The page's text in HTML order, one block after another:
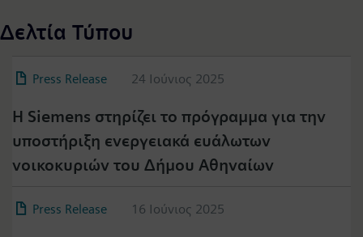
Δελτία Τύπου
Press Release 24 Ιούνιος 2025
Η Siemens στηρίζει το πρόγραμμα για την
υποστήριξη ενεργειακά ευάλωτων
νοικοκυριών του Δήμου Αθηναίων
Press Release 16 Ιούνιος 2025